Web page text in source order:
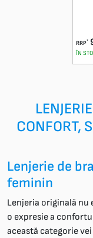
RRP*
ÎN
CONFORT,
Lenjerie de
feminin
Lenjeria originală nu
o expresie a
această categorie